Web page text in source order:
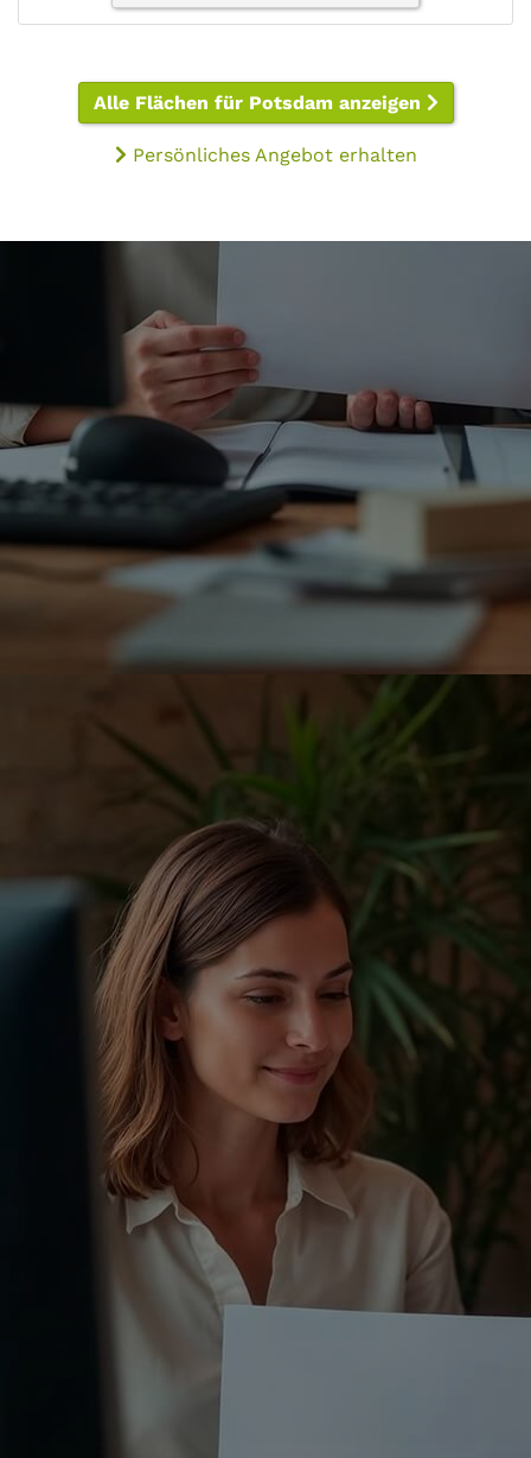
Alle Flächen für Potsdam anzeigen
Persönliches Angebot erhalten